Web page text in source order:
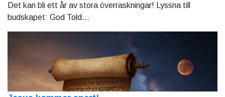
Det kan bli ett år av stora överraskningar! Lyssna till
budskapet: God Told...